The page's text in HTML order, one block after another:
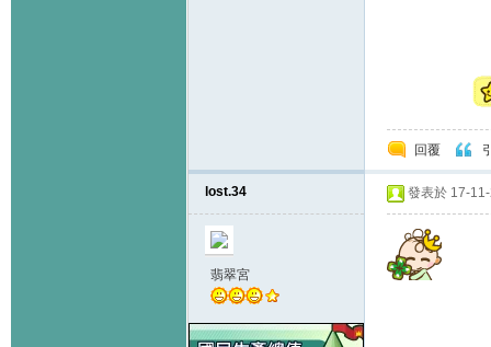
回覆
lost.34
翡翠宮
發表於 17-